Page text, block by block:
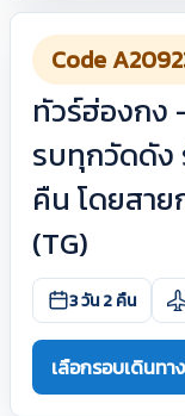
Code
ทัวร์ฮ่องกง
รบทุกวัดดัง
คืน โดยสาย
(TG)
3 วัน 2 คืน
เลือกรอบเดินทาง